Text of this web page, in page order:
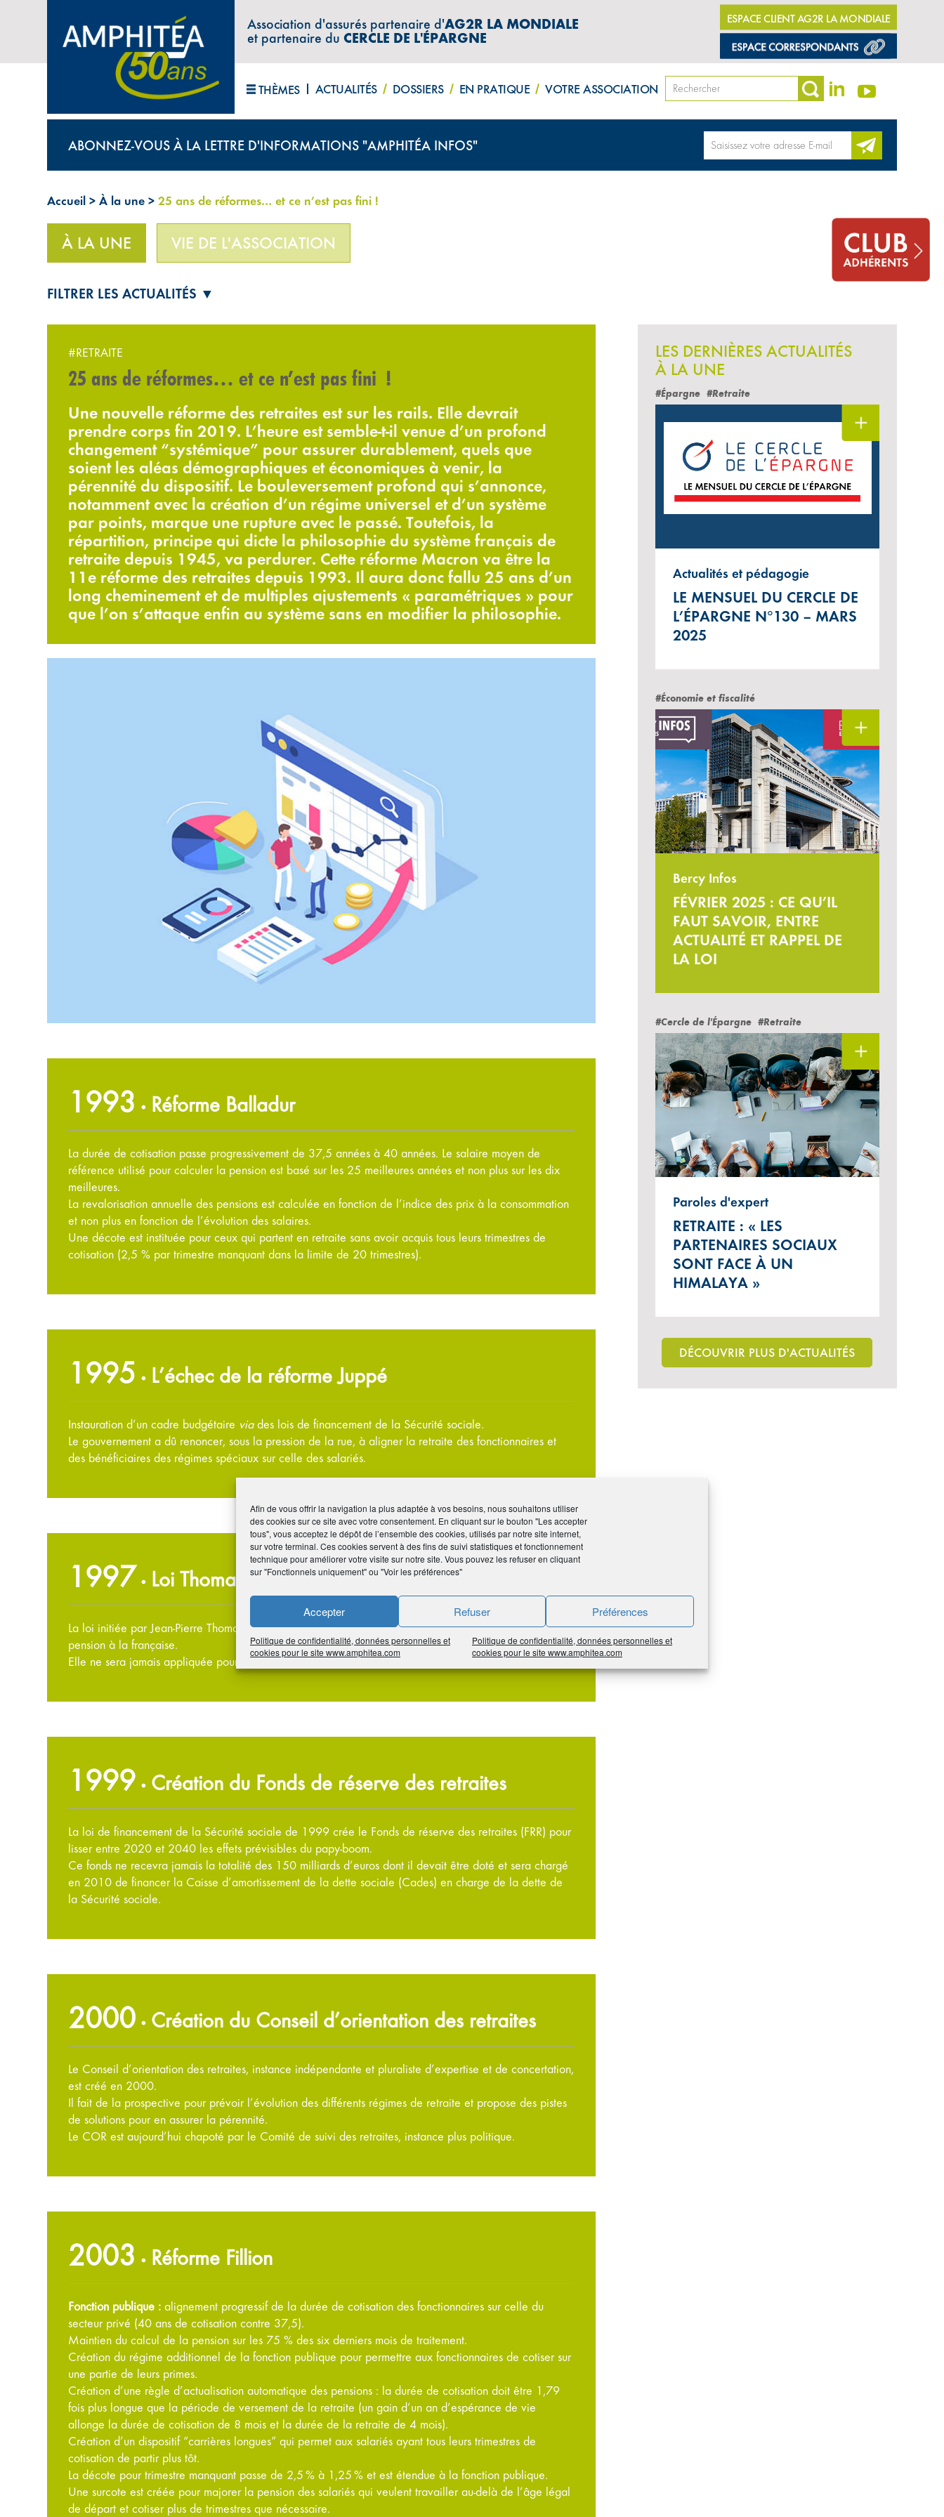
Afin de vous offrir la navigation la plus adaptée à vos besoins, nous souhaitons utiliser
des cookies sur ce site avec votre consentement. En cliquant sur le bouton "Les accepter
tous", vous acceptez le dépôt de l’ensemble des cookies, utilisés par notre site internet,
sur votre terminal. Ces cookies servent à des fins de suivi statistiques et fonctionnement
technique pour améliorer votre visite sur notre site. Vous pouvez les refuser en cliquant
sur "Fonctionnels uniquement" ou "Voir les préférences"
Accepter Refuser Préférences
Politique de confidentialité, données personnelles et
cookies pour le site www.amphitea.com
Politique de confidentialité, données personnelles et
cookies pour le site www.amphitea.com
Association d'assurés partenaire d'AG2R LA MONDIALE
et partenaire duCERCLE DE L'ÉPARGNE
ESPACE CLIENT AG2R LA MONDIALE
THÈMES ACTUALITÉS DOSSIERS EN PRATIQUE VOTRE ASSOCIATION
ABONNEZ-VOUS À LA LETTRE D'INFORMATIONS "AMPHITÉA INFOS"
Accueil > À la une > 25 ans de réformes… et ce n’est pas fini !
À LA UNE VIE DE L'ASSOCIATION
FILTRER LES ACTUALITÉS ▼
#RETRAITE
25 ans de réformes… et ce n’est pas fini !
Une nouvelle réforme des retraites est sur les rails. Elle devrait
prendre corps fin 2019. L’heure est semble-t-il venue d’un profond
changement “systémique” pour assurer durablement, quels que
soient les aléas démographiques et économiques à venir, la
pérennité du dispositif. Le bouleversement profond qui s’annonce,
notamment avec la création d’un régime universel et d’un système
par points, marque une rupture avec le passé. Toutefois, la
répartition, principe qui dicte la philosophie du système français de
retraite depuis 1945, va perdurer. Cette réforme Macron va être la
11e réforme des retraites depuis 1993. Il aura donc fallu 25 ans d’un
long cheminement et de multiples ajustements « paramétriques » pour
que l’on s’attaque enfin au système sans en modifier la philosophie.
1993 • Réforme Balladur
La durée de cotisation passe progressivement de 37,5 années à 40 années. Le salaire moyen de
référence utilisé pour calculer la pension est basé sur les 25 meilleures années et non plus sur les dix
meilleures.
La revalorisation annuelle des pensions est calculée en fonction de l’indice des prix à la consommation
et non plus en fonction de l’évolution des salaires.
Une décote est instituée pour ceux qui partent en retraite sans avoir acquis tous leurs trimestres de
cotisation (2,5 % par trimestre manquant dans la limite de 20 trimestres).
1995 • L’échec de la réforme Juppé
Instauration d’un cadre budgétaire viades lois de financement de la Sécurité sociale.
Le gouvernement a dû renoncer, sous la pression de la rue, à aligner la retraite des fonctionnaires et
des bénéficiaires des régimes spéciaux sur celle des salariés.
1997 • Loi Thomas
La loi initiée par Jean-Pierre Thomas institue une véritable épargne retraite en prévoyant des fonds de
pension à la française.
Elle ne sera jamais appliquée pour cause d’alternance politique.
1999 • Création du Fonds de réserve des retraites
La loi de financement de la Sécurité sociale de 1999 crée le Fonds de réserve des retraites (FRR) pour
lisser entre 2020 et 2040 les effets prévisibles du papy-boom.
Ce fonds ne recevra jamais la totalité des 150 milliards d’euros dont il devait être doté et sera chargé
en 2010 de financer la Caisse d’amortissement de la dette sociale (Cades) en charge de la dette de
la Sécurité sociale.
2000 • Création du Conseil d’orientation des retraites
Le Conseil d’orientation des retraites, instance indépendante et pluraliste d’expertise et de concertation,
est créé en 2000.
Il fait de la prospective pour prévoir l’évolution des différents régimes de retraite et propose des pistes
de solutions pour en assurer la pérennité.
Le COR est aujourd’hui chapoté par le Comité de suivi des retraites, instance plus politique.
2003 • Réforme Fillion
Fonction publique : alignement progressif de la durée de cotisation des fonctionnaires sur celle du
secteur privé (40 ans de cotisation contre 37,5).
Maintien du calcul de la pension sur les 75 % des six derniers mois de traitement.
Création du régime additionnel de la fonction publique pour permettre aux fonctionnaires de cotiser sur
une partie de leurs primes.
Création d’une règle d’actualisation automatique des pensions : la durée de cotisation doit être 1,79
fois plus longue que la période de versement de la retraite (un gain d’un an d’espérance de vie
allonge la durée de cotisation de 8 mois et la durée de la retraite de 4 mois).
Création d’un dispositif “carrières longues” qui permet aux salariés ayant tous leurs trimestres de
cotisation de partir plus tôt.
La décote pour trimestre manquant passe de 2,5 % à 1,25 % et est étendue à la fonction publique.
Une surcote est créée pour majorer la pension des salariés qui veulent travailler au-delà de l’âge légal
de départ et cotiser plus de trimestres que nécessaire.
LES DERNIÈRES ACTUALITÉS
À LA UNE
#Épargne #Retraite
Actualités et pédagogie
LE MENSUEL DU CERCLE DE
L’ÉPARGNE N°130 – MARS
2025
#Économie et fiscalité
Bercy Infos
FÉVRIER 2025 : CE QU’IL
FAUT SAVOIR, ENTRE
ACTUALITÉ ET RAPPEL DE
LA LOI
#Cercle de l'Épargne #Retraite
Paroles d'expert
RETRAITE : « LES
PARTENAIRES SOCIAUX
SONT FACE À UN
HIMALAYA »
DÉCOUVRIR PLUS D'ACTUALITÉS